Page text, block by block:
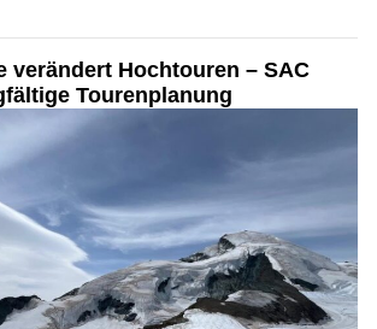
verändert Hochtouren – SAC
Tourenplanung